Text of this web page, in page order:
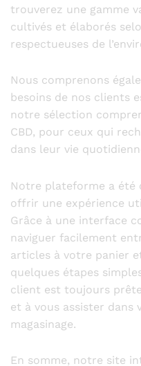
trouverez une gamme
cultivés et élaborés
respectueuses de
Nous comprenons
besoins de nos clients
notre sélection
CBD, pour ceux qui
dans leur vie
Notre plateforme a été
offrir une expérience
Grâce à une interface
naviguer facilement
articles à votre panier
quelques étapes
client est toujours
et à vous assister dans
magasinage.
En somme, notre site